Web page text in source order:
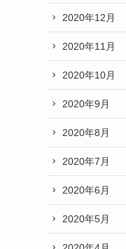
2020年12月
2020年11月
2020年10月
2020年9月
2020年8月
2020年7月
2020年6月
2020年5月